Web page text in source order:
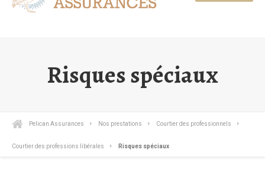
Risques spéciaux
Pelican Assurances Nos prestations Courtier des professionnels
Courtier des professions libérales Risques spéciaux